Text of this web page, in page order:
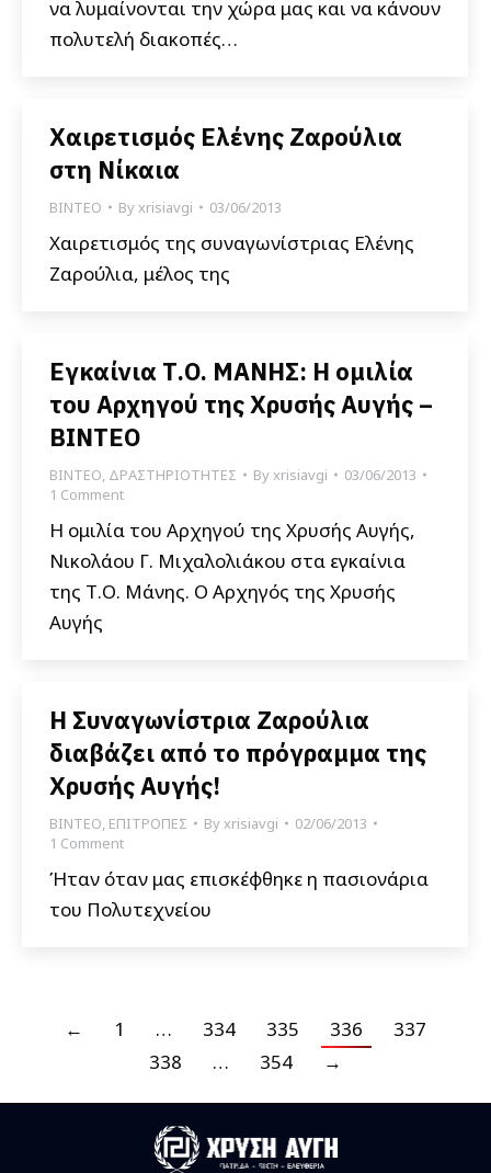
να λυμαίνονται την χώρα μας και να κάνουν
πολυτελή διακοπές…
Χαιρετισμός Ελένης Ζαρούλια
στη Νίκαια
ΒΙΝΤΕΟ Byxrisiavgi 03/06/2013
Χαιρετισμός της συναγωνίστριας Ελένης
Ζαρούλια, μέλος της
Εγκαίνια Τ.Ο. ΜΑΝΗΣ: Η ομιλία
του Αρχηγού της Χρυσής Αυγής –
ΒΙΝΤΕΟ
ΒΙΝΤΕΟ, ΔΡΑΣΤΗΡΙΟΤΗΤΕΣ Byxrisiavgi
03/06/2013
1 Comment
Η ομιλία του Αρχηγού της Χρυσής Αυγής,
Νικολάου Γ. Μιχαλολιάκου στα εγκαίνια
της Τ.Ο. Μάνης. Ο Αρχηγός της Χρυσής
Αυγής
Η Συναγωνίστρια Ζαρούλια
διαβάζει από το πρόγραμμα της
Χρυσής Αυγής!
ΒΙΝΤΕΟ, ΕΠΙΤΡΟΠΕΣ Byxrisiavgi
02/06/2013
1 Comment
Ήταν όταν μας επισκέφθηκε η πασιονάρια
του Πολυτεχνείου
← 1 … 334 335 336
337
338
… 354 →